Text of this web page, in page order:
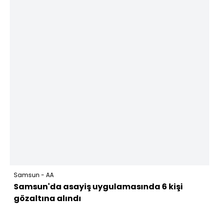
Samsun - AA
Samsun'da asayiş uygulamasında 6 kişi
gözaltına alındı